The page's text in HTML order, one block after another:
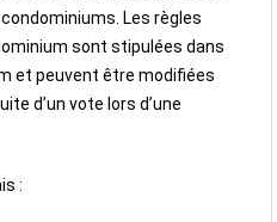
Les règles
sont stipulées dans
et peuvent être modifiées
d’un vote lors d’une
: